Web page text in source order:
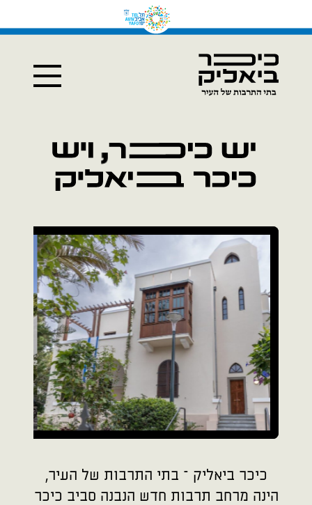
כיכר ביאליק – בתי התרבות של העיר,
הינה מרחב תרבות חדש הנבנה סביב כיכר